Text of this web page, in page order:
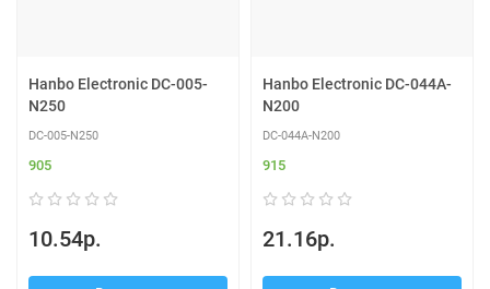
Hanbo Electronic DC-005-
N250
DC-005-N250
905
10.54р.
Hanbo Electronic DC-044A-
N200
DC-044A-N200
915
21.16р.